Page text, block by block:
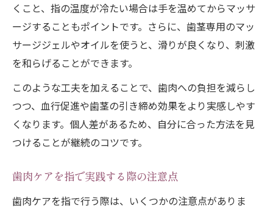
くこと、指の温度が冷たい場合は手を温めてからマッサ
ージすることもポイントです。さらに、歯茎専用のマッ
サージジェルやオイルを使うと、滑りが良くなり、刺激
を和らげることができます。
このような工夫を加えることで、歯肉への負担を減らし
つつ、血行促進や歯茎の引き締め効果をより実感しやす
くなります。個人差があるため、自分に合った方法を見
つけることが継続のコツです。
歯肉ケアを指で実践する際の注意点
歯肉ケアを指で行う際は、いくつかの注意点がありま